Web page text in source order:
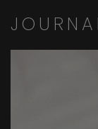
※照明・光の加減
と画像のカラーの
※画像はサンプル